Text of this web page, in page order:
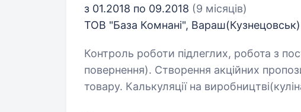
з 01.2018 по 09.2018 (9 місяців)
ТОВ "База Комнані", Вараш(Кузнецовськ)
Контроль роботи підлеглих, робота з
повернення). Створення акційних
товару. Калькуляції на